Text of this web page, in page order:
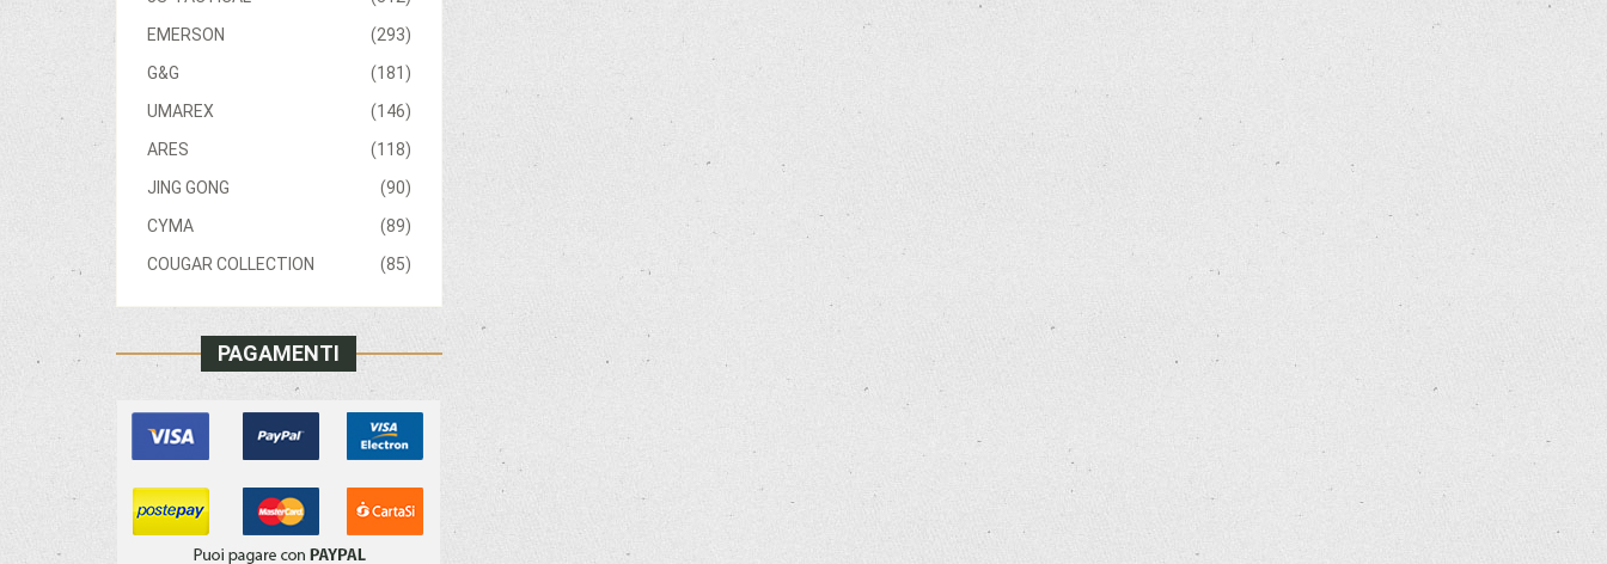
(293)
EMERSON
(181)
G&G
(146)
UMAREX
(118)
ARES
(90)
JING GONG
(89)
CYMA
(85)
COUGAR COLLECTION
PAGAMENTI